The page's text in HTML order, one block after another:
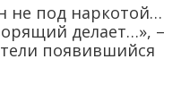
не под наркотой…
делает…», –
появившийся